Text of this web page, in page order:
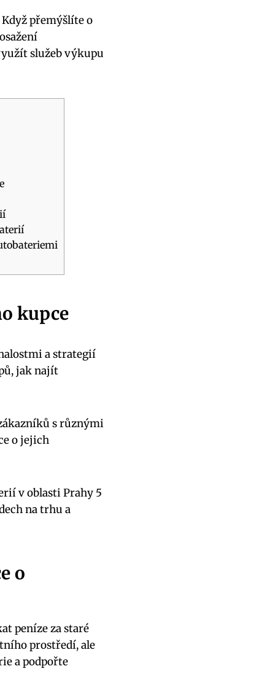
přemýšlíte o
služeb výkupu
kupce
a strategií
jak najít⁢
s různými
o jejich
v oblasti Prahy 5⁤
na trhu a
o
⁢peníze za staré
prostředí,‍ ale
a podpořte